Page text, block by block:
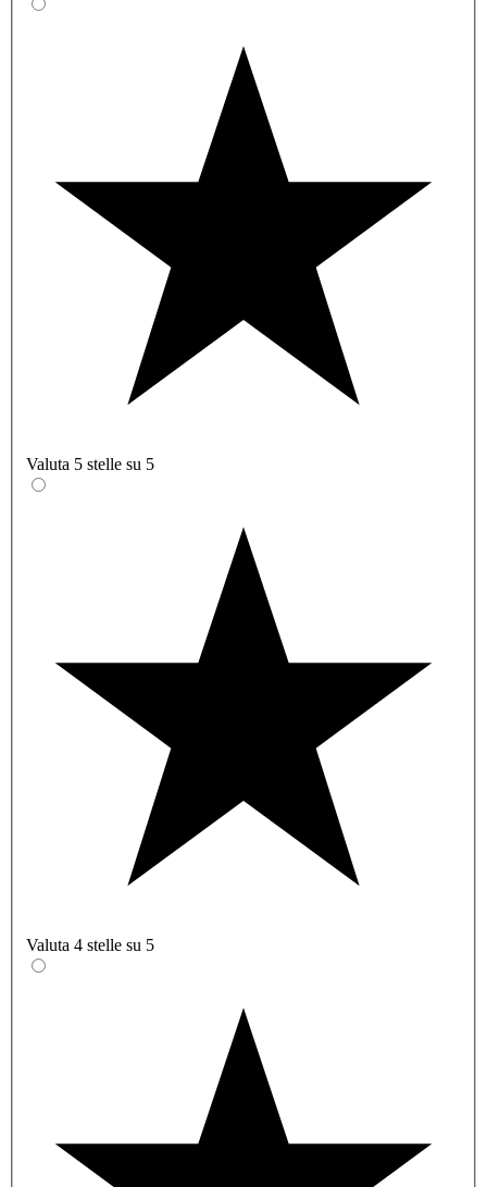
Valuta 5 stelle su 5
Valuta 4 stelle su 5